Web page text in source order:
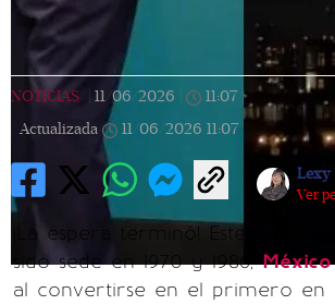
NOTICIAS 11/06/2026 11:07
Actualizada
11/06/2026 11:07
Lexy
Ver
¡La espera terminó! Este 11 de
sido sede en 1970 y 1986,
al convertirse en el primero en